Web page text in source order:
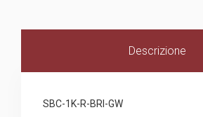
Descrizione
SBC-1K-R-BRI-GW